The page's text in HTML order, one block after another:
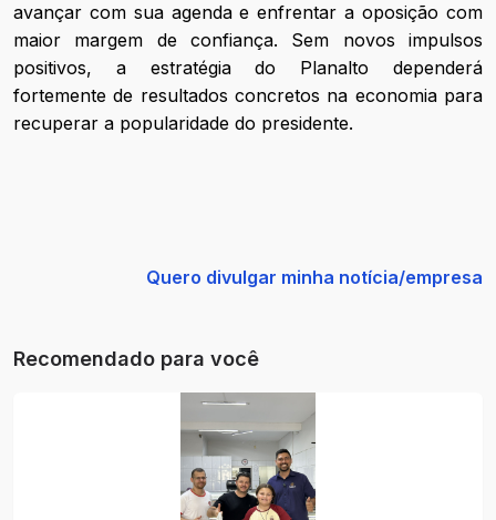
avançar com sua agenda e enfrentar a oposição com
maior margem de confiança. Sem novos impulsos
positivos, a estratégia do Planalto dependerá
fortemente de resultados concretos na economia para
recuperar a popularidade do presidente.
Quero divulgar minha notícia/empresa
Recomendado para você